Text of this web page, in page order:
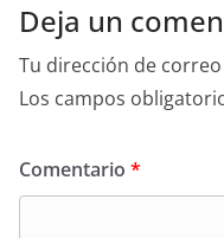
Deja un
Tu dirección de
Los campos
Comentario *